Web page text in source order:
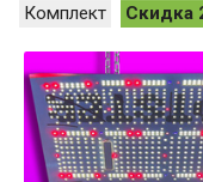
Комплект Скидка